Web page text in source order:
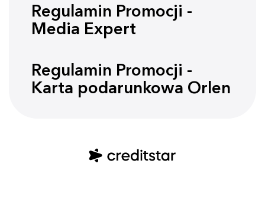
Regulamin Promocji -
Media Expert
Regulamin Promocji -
Karta podarunkowa Orlen